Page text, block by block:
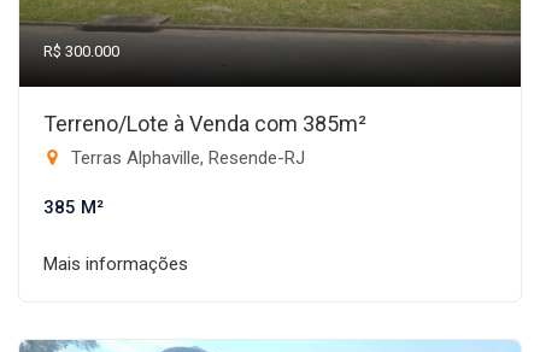
R$ 300.000
Terreno/Lote à Venda com 385m²
Terras Alphaville, Resende-RJ
385 M²
Mais informações